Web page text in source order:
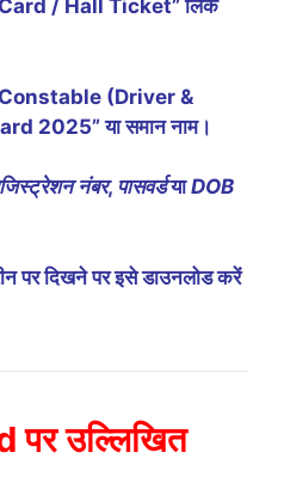
Card / Hall Ticket” लिंक
(Driver &
2025” या समान नाम।
नंबर, पासवर्डयाDOB
पर दिखने पर इसे डाउनलोड करें
उल्लिखित